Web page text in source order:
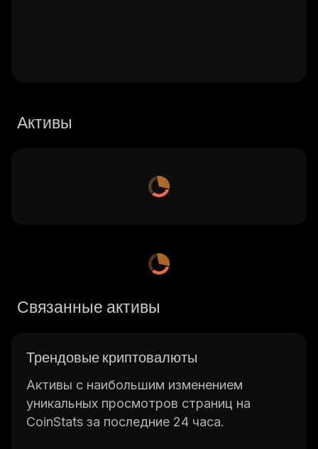
Активы
Связанные активы
Трендовые криптовалюты
Активы с наибольшим изменением
уникальных просмотров страниц на
CoinStats за последние 24 часа.